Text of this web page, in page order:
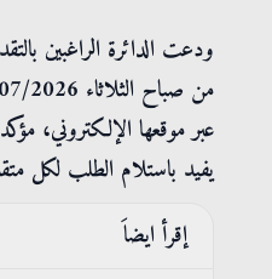
ودعت الدائرة الراغبين
عبر موقعها الإلكتروني،
يفيد باستلام الطلب لكل
إقرأ ايضاَ